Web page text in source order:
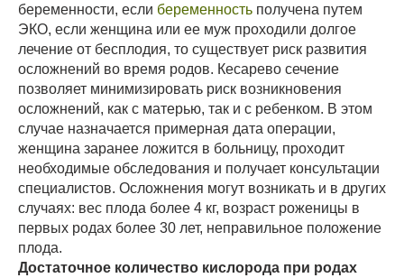
беременности, если беременность получена путем
ЭКО, если женщина или ее муж проходили долгое
лечение от бесплодия, то существует риск развития
осложнений во время родов. Кесарево сечение
позволяет минимизировать риск возникновения
осложнений, как с матерью, так и с ребенком. В этом
случае назначается примерная дата операции,
женщина заранее ложится в больницу, проходит
необходимые обследования и получает консультации
специалистов. Осложнения могут возникать и в других
случаях: вес плода более 4 кг, возраст роженицы в
первых родах более 30 лет, неправильное положение
плода.
Достаточное количество кислорода при родах